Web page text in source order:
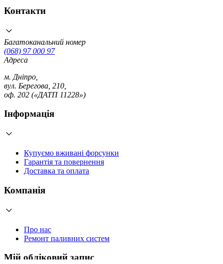
Контакти
Багатоканальний номер
(068) 97 000 97
Адреса
м. Дніпро,
вул. Берегова, 210,
оф. 202 («ДАТП 11228»)
Інформація
Купуємо вживані форсунки
Гарантія та повернення
Доставка та оплата
Компанія
Про нас
Ремонт паливних систем
Мій обліковий запис